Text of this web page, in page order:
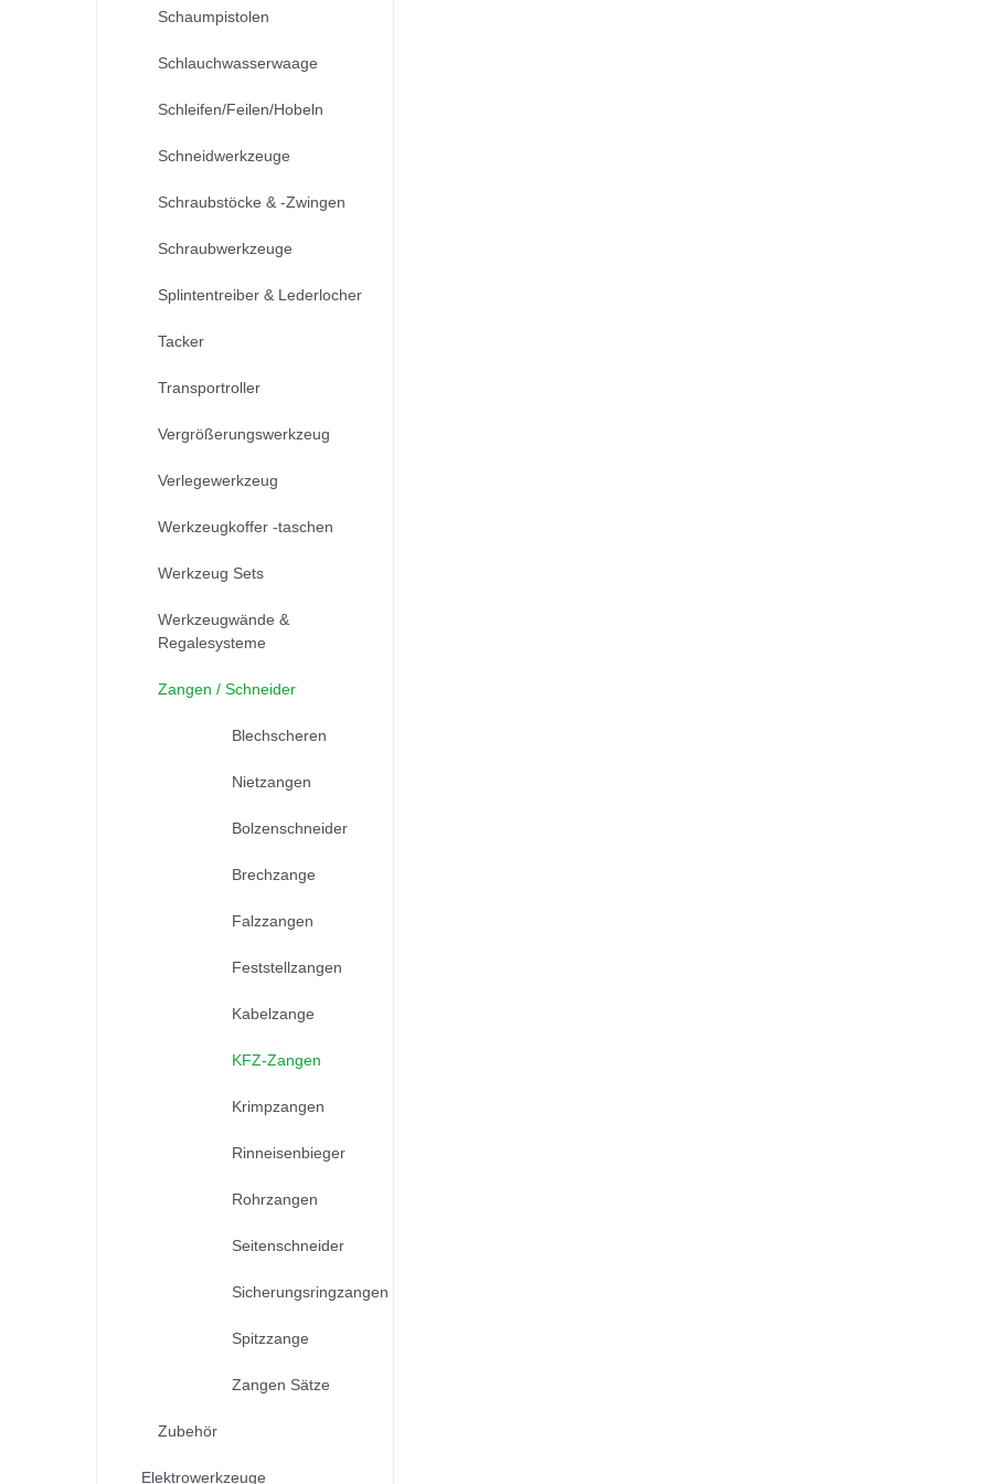
Schaumpistolen
Schlauchwasserwaage
Schleifen/Feilen/Hobeln
Schneidwerkzeuge
Schraubstöcke & -Zwingen
Schraubwerkzeuge
Splintentreiber & Lederlocher
Tacker
Transportroller
Vergrößerungswerkzeug
Verlegewerkzeug
Werkzeugkoffer -taschen
Werkzeug Sets
Werkzeugwände &
Regalesysteme
Zangen / Schneider
Blechscheren
Nietzangen
Bolzenschneider
Brechzange
Falzzangen
Feststellzangen
Kabelzange
KFZ-Zangen
Krimpzangen
Rinneisenbieger
Rohrzangen
Seitenschneider
Sicherungsringzangen
Spitzzange
Zangen Sätze
Zubehör
Elektrowerkzeuge